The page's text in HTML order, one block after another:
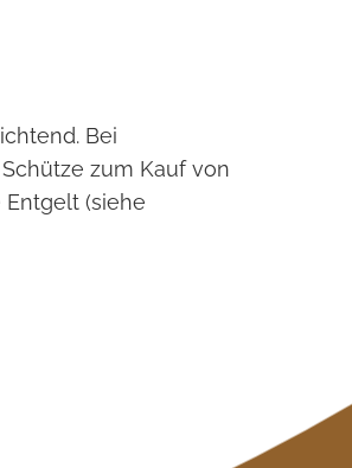
Bei
zum Kauf von
(siehe